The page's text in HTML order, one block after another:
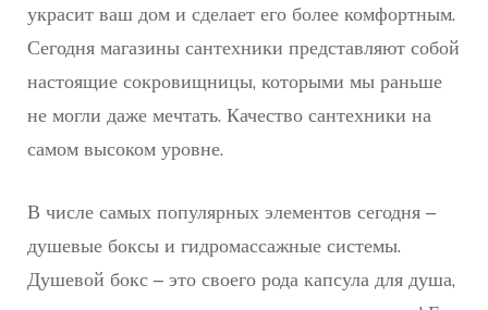
украсит ваш дом и сделает его более комфортным.
Сегодня магазины сантехники представляют собой
настоящие сокровищницы, которыми мы раньше
не могли даже мечтать. Качество сантехники на
самом высоком уровне.
В числе самых популярных элементов сегодня –
душевые боксы и гидромассажные системы.
Душевой бокс – это своего рода капсула для душа,